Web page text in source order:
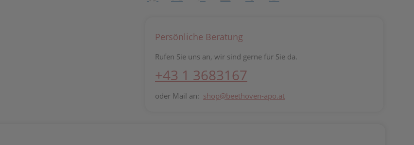
Persönliche Beratung
Rufen Sie uns an, wir sind gerne für Sie da.
+43 1 3683167
oder Mail an: shop@beethoven-apo.at